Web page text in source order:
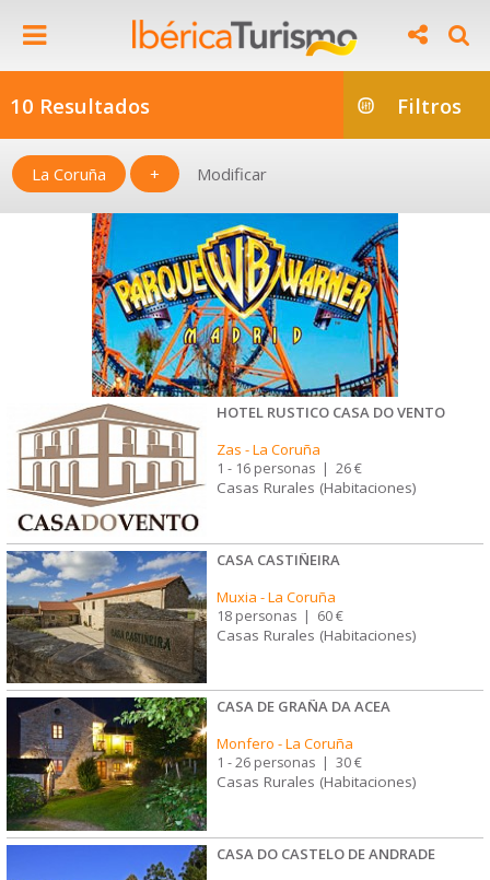
10 Resultados Filtros
La Coruña + Modificar
HOTEL RUSTICO CASA DO VENTO
Zas -La Coruña
1 - 16 personas | 26 €
Casas Rurales (Habitaciones)
CASA CASTIÑEIRA
Muxia -La Coruña
18 personas | 60 €
Casas Rurales (Habitaciones)
CASA DE GRAÑA DA ACEA
Monfero -La Coruña
1 - 26 personas 30 €
Casas Rurales (Habitaciones)
CASA DO CASTELO DE ANDRADE